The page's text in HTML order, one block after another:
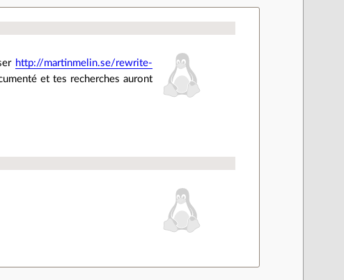
http://martinmelin.se/rewrite-
et tes recherches auront